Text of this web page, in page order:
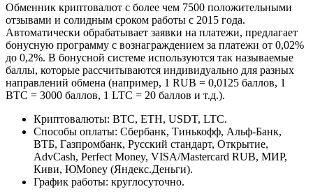
Обменник криптовалют с более чем 7500 положительными
отзывами и солидным сроком работы с 2015 года.
Автоматически обрабатывает заявки на платежи, предлагает
бонусную программу с вознаграждением за платежи от 0,02%
до 0,2%. В бонусной системе используются так называемые
баллы, которые рассчитываются индивидуально для разных
направлений обмена (например, 1 RUB = 0,0125 баллов, 1
BTC = 3000 баллов, 1 LTC = 20 баллов и т.д.).
Криптовалюты: BTC, ETH, USDT, LTC.
Способы оплаты: Сбербанк, Тинькофф, Альф-Банк,
ВТБ, Газпромбанк, Русский стандарт, Открытие,
AdvCash, Perfect Money, VISA/Mastercard RUB, МИР,
Киви, ЮMoney (Яндекс.Деньги).
График работы: круглосуточно.